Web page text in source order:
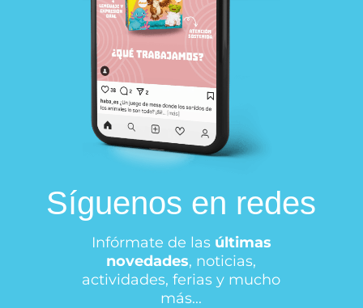
Síguenos en redes
Infórmate de las últimas
novedades, noticias,
actividades, ferias y mucho
más...